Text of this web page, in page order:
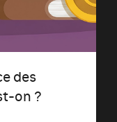
des
on ?